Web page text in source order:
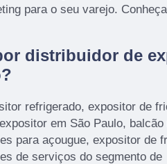
para o seu varejo.
distribuidor de
refrigerado, expositor de
em São Paulo, balcão
para açougue, expositor de
de serviços do segmento de